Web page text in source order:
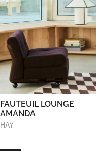
FAUTEUIL LOUNGE
AMANDA
HAY